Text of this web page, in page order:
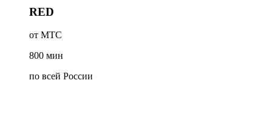
RED
от МТС
800 мин
по всей России